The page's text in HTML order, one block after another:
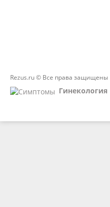
Rezus.ru © Все права защищены
Гинекология